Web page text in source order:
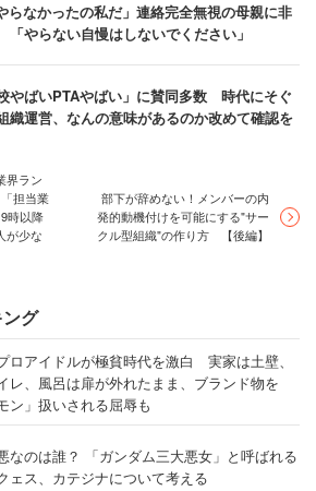
らなかったの私だ」連絡完全無視の母親に非
やらない自慢はしないでください」
やばいPTAやばい」に賛同多数 時代にそぐ
織運営、なんの意味があるのか改めて確認を
界ラン
担当業
時以降
が少な
部下が辞めない！メンバーの内
発的動機付けを可能にする"サー
クル型組織"の作り方 【後編】
グ
ロアイドルが極貧時代を激白 実家は土壁、
レ、風呂は扉が外れたまま、ブランド物を
ン」扱いされる屈辱も
なのは誰？ 「ガンダム三大悪女」と呼ばれる
ェス、カテジナについて考える